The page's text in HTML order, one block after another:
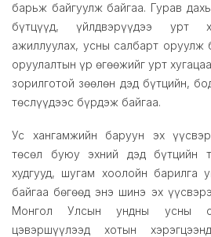
барьж байгуулж байгаа. Гурав
бүтцүүд, үйлдвэрүүдээ урт
ажиллуулах, усны салбарт оруулж
оруулалтын үр өгөөжийг урт
зорилготой зөөлөн дэд бүтцийн,
төслүүдээс бүрдэж байгаа.
Ус хангамжийн баруун эх
төсөл буюу эхний дэд бүтцийн
худгууд, шугам хоолойн барилга
байгаа бөгөөд энэ шинэ эх
Монгол Улсын ундны усны
цэвэршүүлээд хотын